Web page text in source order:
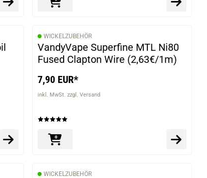
WICKELZUBEHÖR
VandyVape Superfine MTL Ni80
Fused Clapton Wire (2,63€/1m)
7,90 EUR*
inkl. MwSt. zzgl. Versand
WICKELZUBEHÖR